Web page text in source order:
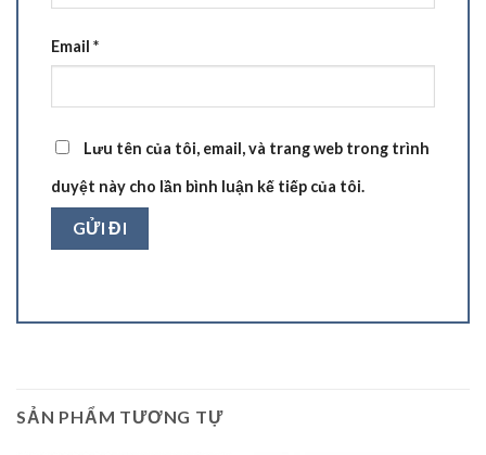
Email *
Lưu tên của tôi, email, và trang web trong trình
duyệt này cho lần bình luận kế tiếp của tôi.
SẢN PHẨM TƯƠNG TỰ